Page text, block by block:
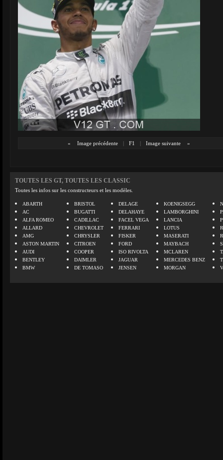
« Image précédente | F1 | Image suivante »
TOUTES LES GT, TOUTES LES CLASSIC
Toutes les infos sur les constructeurs et les modèles.
ABARTH
AC
ALFA ROMEO
ALLARD
AMG
ASTON MARTIN
AUDI
BENTLEY
BMW
BRISTOL
BUGATTI
CADILLAC
CHEVROLET
CHRYSLER
CITROEN
COOPER
DAIMLER
DE TOMASO
DELAGE
DELAHAYE
FACEL VEGA
FERRARI
FISKER
FORD
ISO RIVOLTA
JAGUAR
JENSEN
KOENIGSEGG
LAMBORGHINI
LANCIA
LOTUS
MASERATI
MAYBACH
MCLAREN
MERCEDES BENZ
MORGAN